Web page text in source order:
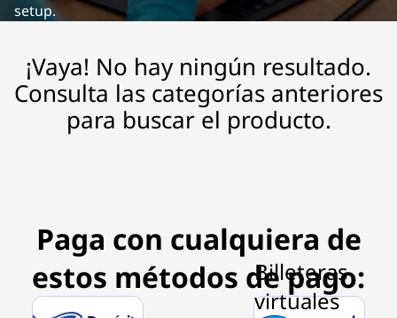
L
setup.
¡Vaya! No hay ningún resultado.
Consulta las categorías anteriores
para buscar el producto.
Paga con cualquiera de
estos métodos de pago: